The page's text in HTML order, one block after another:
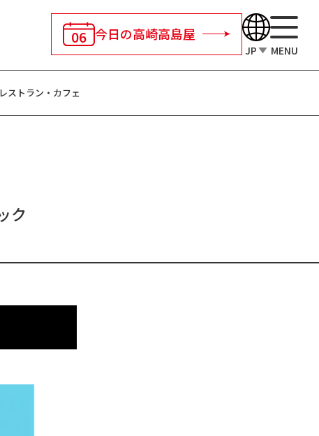
06 今日の高崎高島屋
JP MENU
レストラン・ カフェ
ク